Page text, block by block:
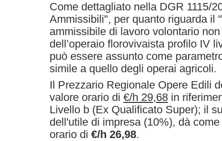
Come dettagliato nella DGR 1115/
Ammissibili", per quanto riguarda il
ammissibile di lavoro volontario
dell’operaio florovivaista profilo IV
può essere assunto come
simile a quello degli operai agricoli.
Il Prezzario Regionale Opere Edili
valore orario di €/h 29,68 in
Livello b (Ex Qualificato Super); il
dell'utile di impresa (10%), dà
orario di €/h 26,98.